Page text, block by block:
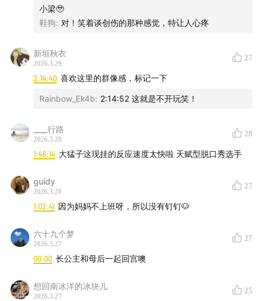
小梁🥹
鞋狗: 对！笑着谈创伤的那种感觉，特让人心疼
新垣秋衣
2026.3.29
27
2:14:40 喜欢这里的群像感，标记一下
Rainbow_Ek4b: 2:14:52 这就是不开玩笑！
____行路
2026.3.28
28
1:46:14 大猛子这现挂的反应速度太快啦 天赋型脱口秀选手
guidy
2026.3.28
27
1:02:41 因为妈妈不上班呀，所以没有钉钉🐶
六十九个梦
2026.3.27
27
00:00 长公主和母后一起回宫噢
想回南冰洋的冰块儿
2026.3.27
25